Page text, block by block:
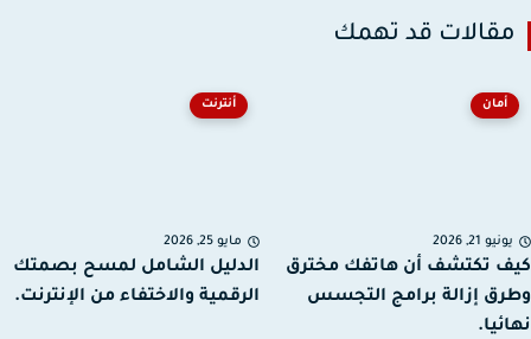
قد تهمك
أمان
21, 2026
تكتشف أن هاتفك مخترق
إزالة برامج التجسس
أنترنت
مايو 25, 2026
الدليل الشامل لمسح بصمتك
الرقمية والاختفاء من الإنترنت.